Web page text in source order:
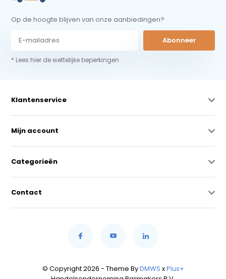
Op de hoogte blijven van onze aanbiedingen?
Abonneer
* Lees hier de wettelijke beperkingen
Klantenservice
Mijn account
Categorieën
Contact
© Copyright 2026 - Theme ByDMWS xPlus+